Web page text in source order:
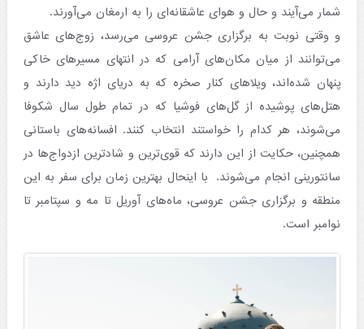
شمار می‌آیند و حال و هوای عاشقانه‌ای را به ارمغان می‌آورند.
و وقتی نوبت به برگزاری جشن عروسی می‌رسد، زوج‌های عاشق
می‌توانند از میان مکان‌های آرامی که در انتهای مسیرهای خاکی
پنهان شده‌اند، ویلاهای کنار صخره که به دریای اژه دید دارند و
هتل‌های پوشیده از گل‌های فوشیا که در تمام طول سال شکوفا
می‌شوند، هر کدام را خواستند انتخاب کنند. افسانه‌های باستانی
همچنین، حکایت از این دارند که قوی‌ترین و شادترین ازدواج‌ها در
سانتورینی انجام می‌شوند. با اینحال بهترین زمان برای سفر به این
منطقه و برگزاری جشن عروسی، ماه‌های آوریل تا مه و سپتامبر تا
نوامبر است.